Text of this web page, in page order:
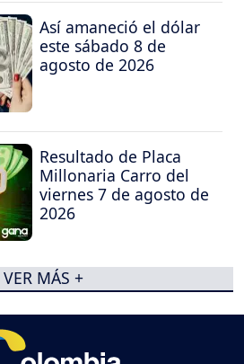
Así amaneció el dólar
este sábado 8 de
agosto de 2026
Resultado de Placa
Millonaria Carro del
viernes 7 de agosto de
2026
VER MÁS +